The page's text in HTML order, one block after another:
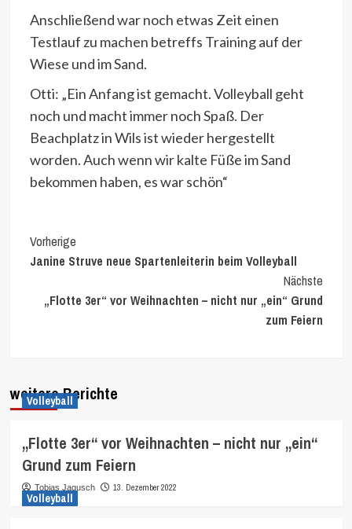
Anschließend war noch etwas Zeit einen
Testlauf zu machen betreffs Training auf der
Wiese und im Sand.
Otti: „Ein Anfang ist gemacht. Volleyball geht
noch und macht immer noch Spaß. Der
Beachplatz in Wils ist wieder hergestellt
worden. Auch wenn wir kalte Füße im Sand
bekommen haben, es war schön“
Continue
Reading
Vorherige
Janine Struve neue Spartenleiterin beim Volleyball
Nächste
„Flotte 3er“ vor Weihnachten – nicht nur „ein“ Grund
zum Feiern
weitere Berichte
Volleyball
„Flotte 3er“ vor Weihnachten – nicht nur „ein“
Grund zum Feiern
Tobias Jagusch 13. Dezember 2022
Volleyball